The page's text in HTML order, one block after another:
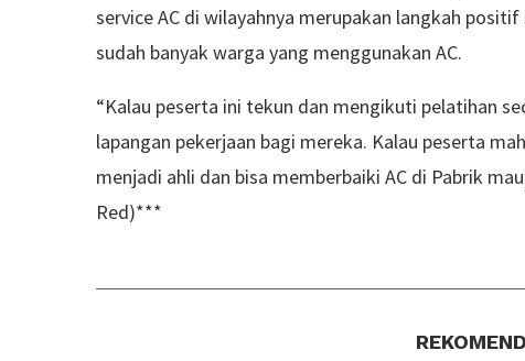
service AC di wilayahnya merupakan langkah
sudah banyak warga yang menggunakan AC.
“Kalau peserta ini tekun dan mengikuti pelatihan
lapangan pekerjaan bagi mereka. Kalau peserta
menjadi ahli dan bisa memberbaiki AC di Pabrik
Red)***